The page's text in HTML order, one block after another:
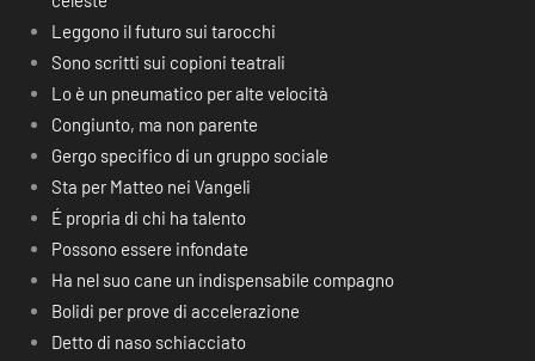
Leggono il futuro sui tarocchi
Sono scritti sui copioni teatrali
Lo è un pneumatico per alte velocità
Congiunto, ma non parente
Gergo specifico di un gruppo sociale
Sta per Matteo nei Vangeli
É propria di chi ha talento
Possono essere infondate
Ha nel suo cane un indispensabile compagno
Bolidi per prove di accelerazione
Detto di naso schiacciato